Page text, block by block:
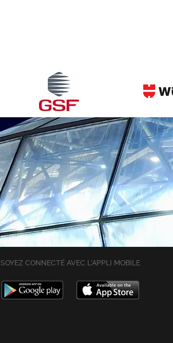
SOYEZ CONNECTÉ AVEC L’APPLI MOBILE